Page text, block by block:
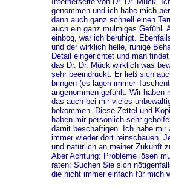
genommen und ich habe mich
dann auch ganz schnell einen
auch ein ganz mulmiges Gefühl.
einbog, war ich beruhigt.
und der wirklich helle, ruhige
Detail eingerichtet und man
das Dr. Dr. Mück wirklich was
sehr beeindruckt. Er ließ sich
bringen (es lagen immer
angenommen gefühlt. Wir haben
das auch bei mir vieles
bekommen. Diese Zettel und
haben mir persönlich sehr
damit beschäftigen. Ich habe mir
immer wieder dort reinschauen.
und natürlich an meiner Zukunft
Aber Achtung: Probleme lösen
raten: Suchen Sie sich
die nicht immer einfach für mich